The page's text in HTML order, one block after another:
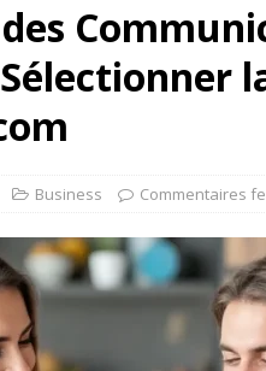
Business Commentaires